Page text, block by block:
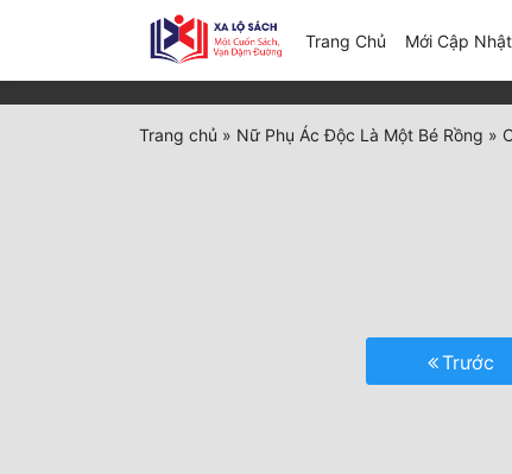
Trang Chủ Mới Cập Nhật
Trang chủ » Nữ Phụ Ác Độc Là Một Bé Rồng »
Trước